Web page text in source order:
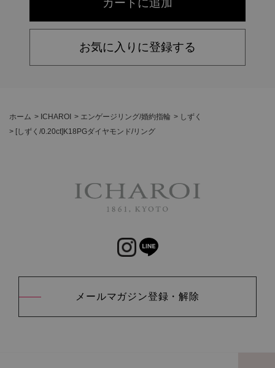
お気に入りに登録する
ホーム > ICHAROI > エンゲージリング/婚約指輪 > しずく
> [しずく/0.20ct]K18PGダイヤモンド/リング
メールマガジン登録・解除